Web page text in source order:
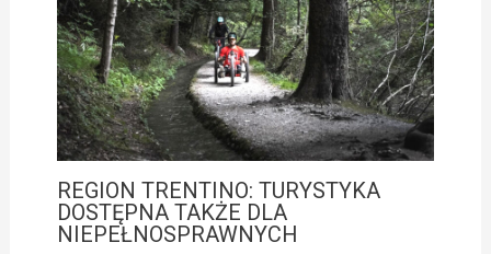
REGION TRENTINO: TURYSTYKA
DOSTĘPNA TAKŻE DLA
NIEPEŁNOSPRAWNYCH